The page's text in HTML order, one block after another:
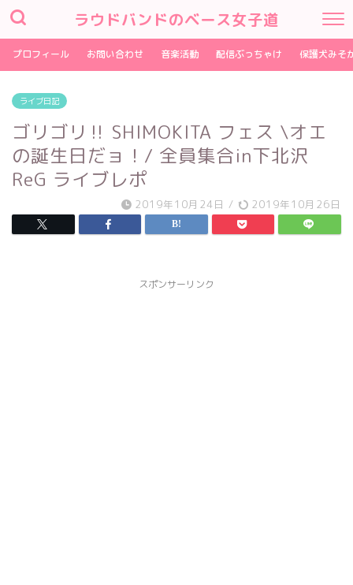
ラウドバンドのベース女子道
プロフィール お問い合わせ 音楽活動 配信ぶっちゃけ 保護犬みそ
ライブ日記
ゴリゴリ‼︎ SHIMOKITA フェス \オエ
の誕生日だョ！/ 全員集合in下北沢
ReG ライブレポ
2019年10月24日 / 2019年10月26日
スポンサーリンク